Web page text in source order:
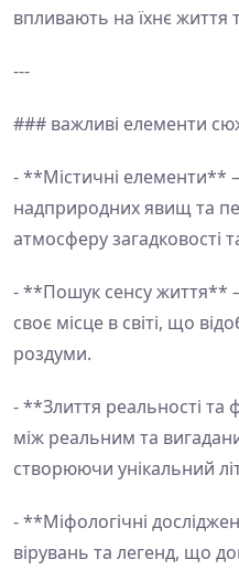
впливають на їхнє життя
---
### важливі елементи
- **Містичні елементи**
надприродних явищ та
атмосферу загадковості
- **Пошук сенсу життя**
своє місце в світі, що
роздуми.
- **Злиття реальності та
між реальним та
створюючи унікальний
- **Міфологічні
вірувань та легенд, що